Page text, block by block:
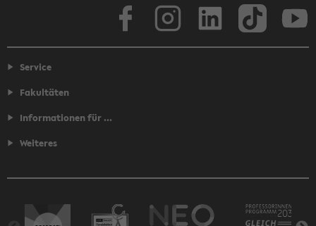
Service
Fakultäten
Informationen für ...
Weiteres